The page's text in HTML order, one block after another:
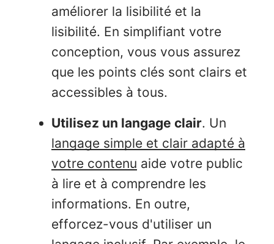
améliorer la lisibilité et la
lisibilité. En simplifiant votre
conception, vous vous assurez
que les points clés sont clairs et
accessibles à tous.
Utilisez un langage clair. Un
langage simple et clair adapté à
votre contenu aide votre public
à lire et à comprendre les
informations. En outre,
efforcez-vous d'utiliser un